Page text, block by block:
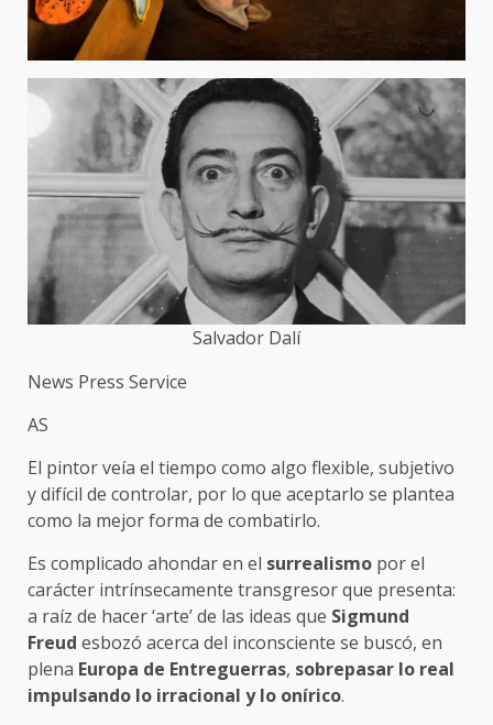
Salvador Dalí
News Press Service
AS
El pintor veía el tiempo como algo flexible, subjetivo
y difícil de controlar, por lo que aceptarlo se plantea
como la mejor forma de combatirlo.
Es complicado ahondar en el surrealismo por el
carácter intrínsecamente transgresor que presenta:
a raíz de hacer ‘arte’ de las ideas que Sigmund
Freud esbozó acerca del inconsciente se buscó, en
plena Europa de Entreguerras, sobrepasar lo real
impulsando lo irracional y lo onírico.